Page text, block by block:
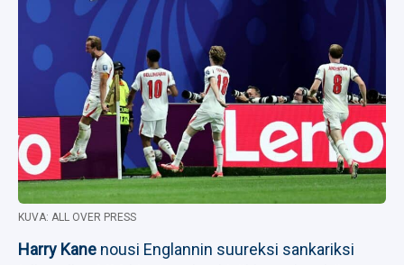
KUVA: ALL OVER PRESS
Harry Kane nousi Englannin suureksi sankariksi